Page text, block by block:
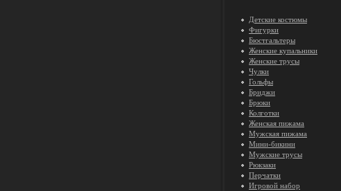
Детские костюмы
Фигурки
Бюстгальтеры
Женские купальники
Женские трусы
Чулки
Гольфы
Бриджи
Брюки
Колготки
Женская пижама
Мужская пижама
Мини-бикини
Мужские трусы
Рюкзаки
Перчатки
Игровой набор